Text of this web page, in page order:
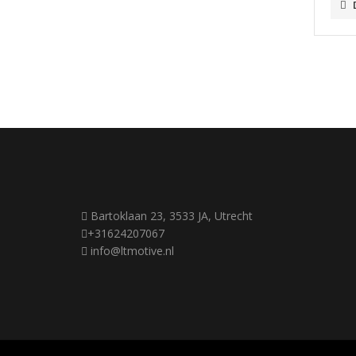
Bartoklaan 23, 3533 JA, Utrecht
+31624207067
info@ltmotive.nl